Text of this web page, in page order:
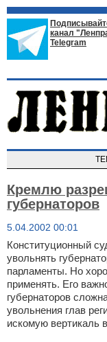
канал
Telegram
Кремлю
губернаторов
5.04.2002 00:01
Конституционный
увольнять
парламенты. Но
применять. Его
губернаторов
увольнения глав
искомую вертикаль